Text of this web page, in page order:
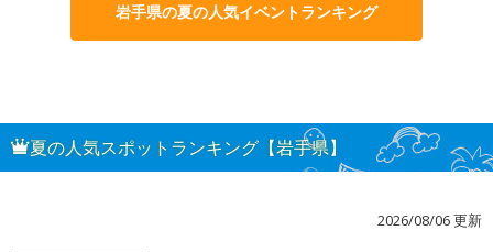
岩手県の夏の人気イベントランキング
夏の人気スポットランキング【岩手県】
2026/08/06 更新